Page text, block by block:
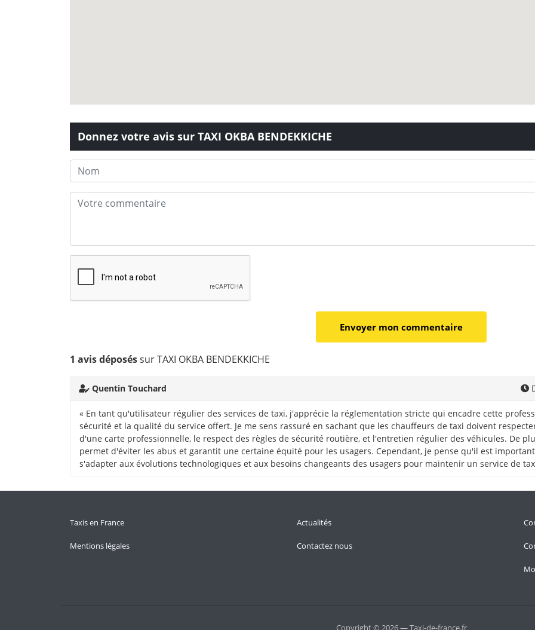
Donnez votre avis sur TAXI OKBA BENDEKKICHE
1 avis déposéssur TAXI OKBA BENDEKKICHE
Quentin Touchard
« En tant qu'utilisateur régulier des services de taxi, j'apprécie la réglementation stricte qui encadre cette
sécurité et la qualité du service offert. Je me sens rassuré en sachant que les chauffeurs de taxi doivent
d'une carte professionnelle, le respect des règles de sécurité routière, et l'entretien régulier des véhicules. De
permet d'éviter les abus et garantit une certaine équité pour les usagers. Cependant, je pense qu'il est
s'adapter aux évolutions technologiques et aux besoins changeants des usagers pour maintenir un service de
Taxis en France
Mentions légales
Actualités
Contactez nous
Copyright © 2026 — Taxi-de-france.fr